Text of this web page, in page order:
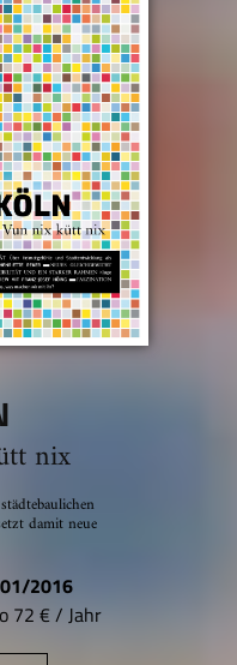
nix
damit neue
2016
72 € / Jahr